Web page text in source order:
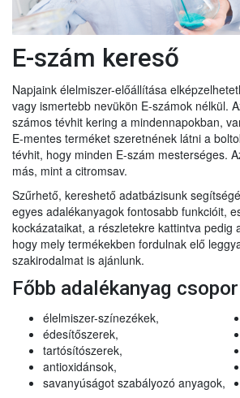
E-szám kereső
Napjaink élelmiszer-előállítása
vagy ismertebb nevükön E-számok nélkül.
számos tévhit kering a mindennapokban,
E-mentes terméket szeretnének látni a
tévhit, hogy minden E-szám mesterséges.
más, mint a citromsav.
Szűrhető, kereshető adatbázisunk
egyes adalékanyagok fontosabb funkcióit,
kockázataikat, a részletekre kattintva pedig
hogy mely termékekben fordulnak elő
szakirodalmat is ajánlunk.
Főbb adalékanyag
élelmiszer-színezékek,
édesítőszerek,
tartósítószerek,
antioxidánsok,
savanyúságot szabályozó anyagok,